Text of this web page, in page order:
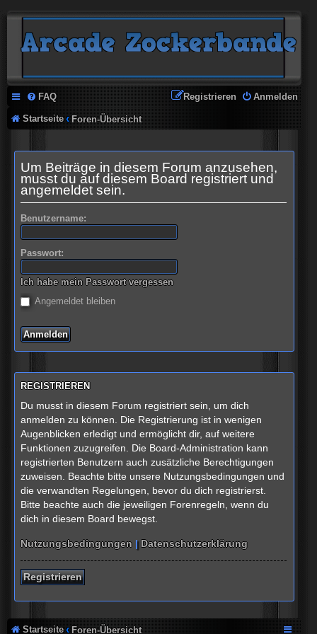
FAQ Anmelden
Registrieren
Startseite Foren-Übersicht
Um Beiträge in diesem Forum anzusehen,
musst du auf diesem Board registriert und
angemeldet sein.
Benutzername:
Passwort:
Ich habe mein Passwort vergessen
Angemeldet bleiben
REGISTRIEREN
Du musst in diesem Forum registriert sein, um dich
anmelden zu können. Die Registrierung ist in wenigen
Augenblicken erledigt und ermöglicht dir, auf weitere
Funktionen zuzugreifen. Die Board-Administration kann
registrierten Benutzern auch zusätzliche Berechtigungen
zuweisen. Beachte bitte unsere Nutzungsbedingungen und
die verwandten Regelungen, bevor du dich registrierst.
Bitte beachte auch die jeweiligen Forenregeln, wenn du
dich in diesem Board bewegst.
Nutzungsbedingungen |Datenschutzerklärung
Registrieren
Startseite Foren-Übersicht